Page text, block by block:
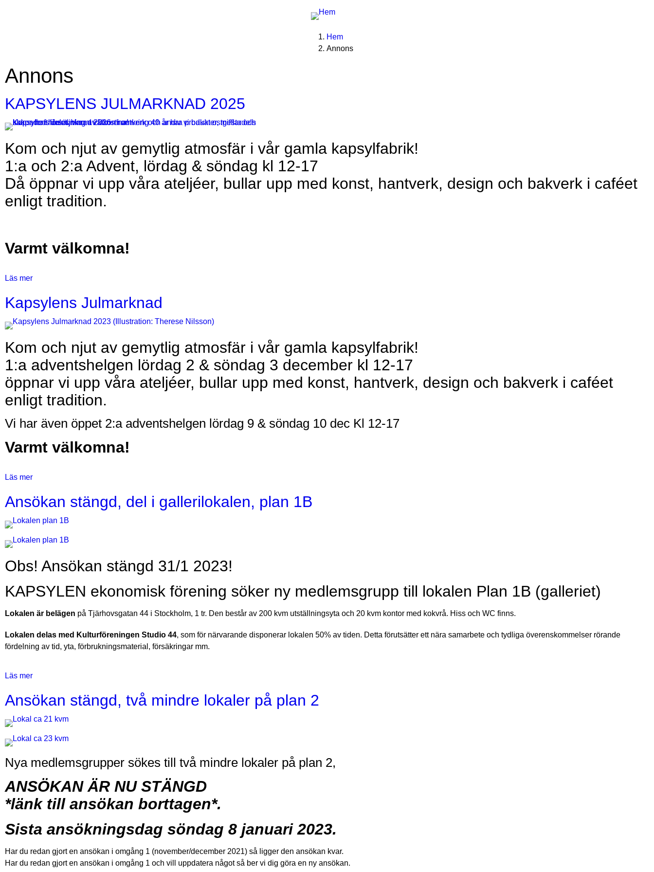
Breadcrumbs
You
are
Hem
Annons
Annons
KAPSYLENS JULMARKNAD 2025
Bilder
Text
Kom och njut av gemytlig atmosfär i vår gamla kapsylfabrik!
1:a och 2:a Advent, lördag & söndag kl 12-17
Då öppnar vi upp våra ateljéer, bullar upp med konst, hantverk, design och bakverk i caféet
enligt tradition.
Varmt välkomna!
Läs mer
JULMARKNAD
2025
Kapsylens Julmarknad
Bilder
Text
Kom och njut av gemytlig atmosfär i vår gamla kapsylfabrik!
1:a adventshelgen lördag 2 & söndag 3 december kl 12-17
öppnar vi upp våra ateljéer, bullar upp med konst, hantverk, design och bakverk i caféet
enligt tradition.
Vi har även öppet 2:a adventshelgen lördag 9 & söndag 10 dec Kl 12-17
Varmt välkomna!
Läs mer
Julmarknad
Ansökan stängd, del i gallerilokalen, plan 1B
Bilder
Text
Obs! Ansökan stängd 31/1 2023!
KAPSYLEN ekonomisk förening söker ny medlemsgrupp till lokalen Plan 1B (galleriet)
Lokalen är belägen på Tjärhovsgatan 44 i Stockholm, 1 tr. Den består av 200 kvm utställningsyta och 20 kvm kontor med kokvrå. Hiss och WC finns.
Lokalen delas med Kulturföreningen Studio 44, som för närvarande disponerar lokalen 50% av tiden. Detta förutsätter ett nära samarbete och tydliga överenskommelser rörande
fördelning av tid, yta, förbrukningsmaterial, försäkringar mm.
Läs mer
stängd,
i
gallerilokalen,
Ansökan stängd, två mindre lokaler på plan 2
Bilder
Text
Nya medlemsgrupper sökes till två mindre lokaler på plan 2,
ANSÖKAN ÄR NU STÄNGD
*länk till ansökan borttagen*.
Sista ansökningsdag söndag 8 januari 2023.
Har du redan gjort en ansökan i omgång 1 (november/december 2021) så ligger den ansökan kvar.
Har du redan gjort en ansökan i omgång 1 och vill uppdatera något så ber vi dig göra en ny ansökan.